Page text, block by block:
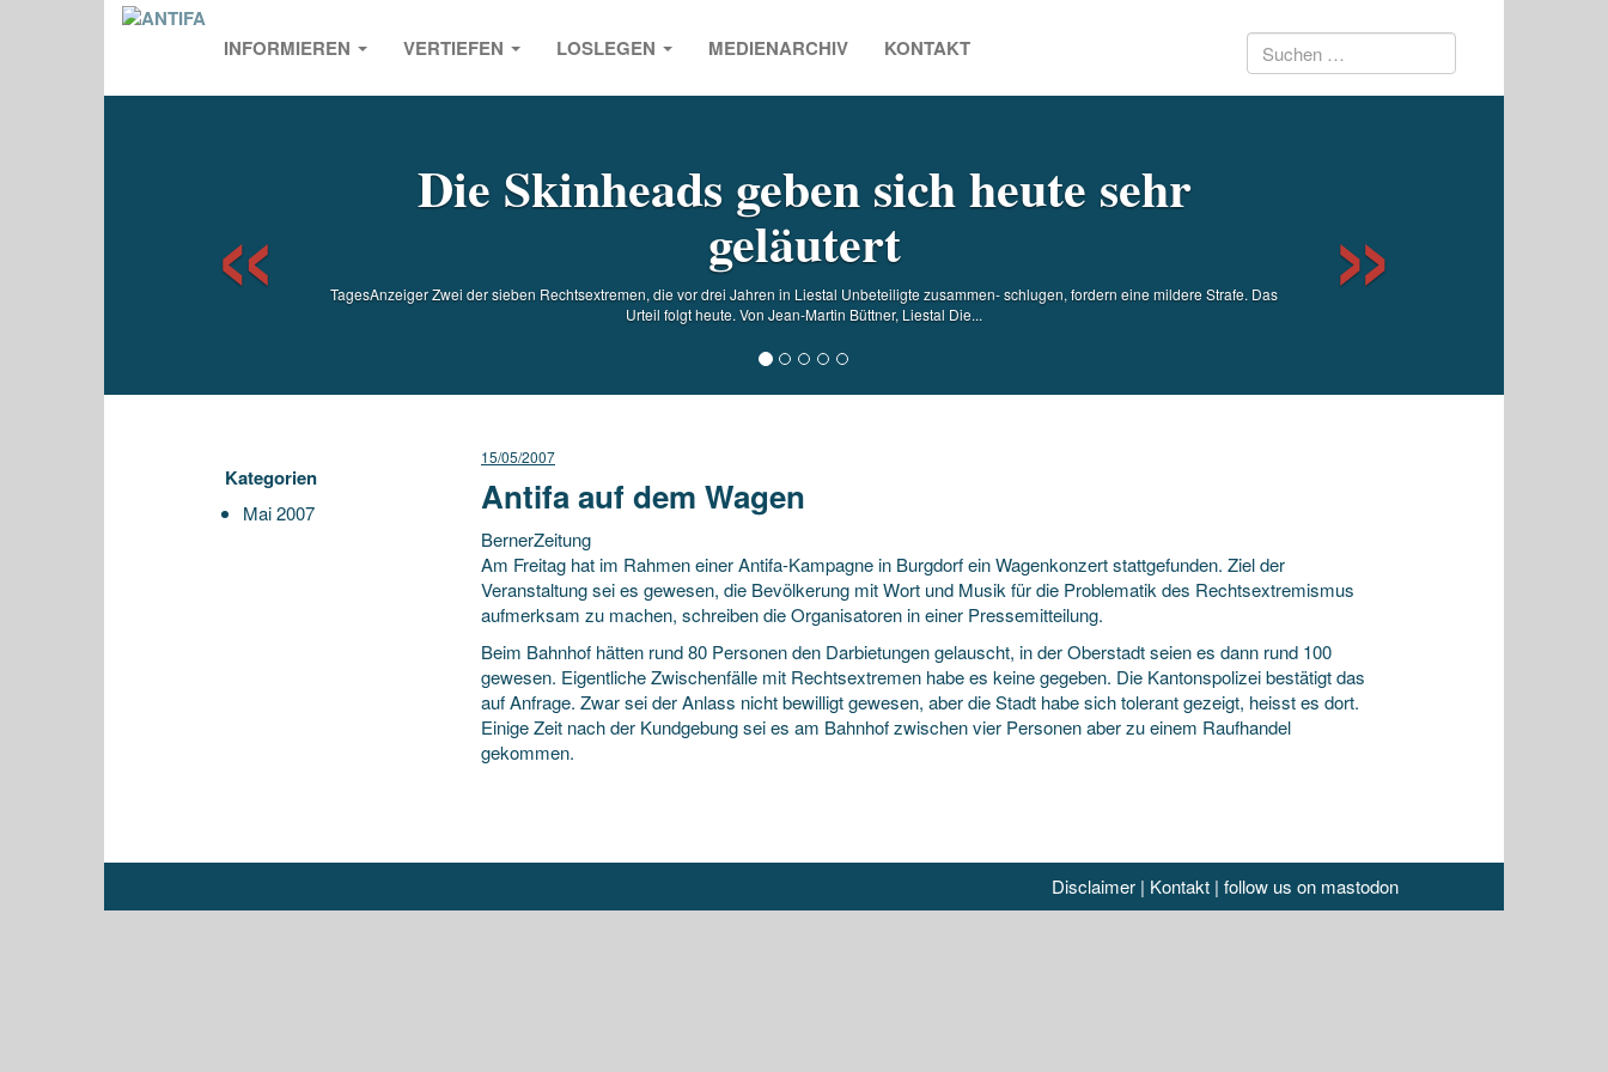
INFORMIEREN VERTIEFEN LOSLEGEN MEDIENARCHIV KONTAKT Suchen
Die Skinheads geben sich heute sehr
geläutert
TagesAnzeiger Zwei der sieben Rechtsextremen, die vor drei Jahren in Liestal Unbeteiligte zusammen- schlugen, fordern eine mildere Strafe. Das
Urteil folgt heute. Von Jean-Martin Büttner, Liestal Die...
Previous
Kategorien
Mai 2007
15/05/2007
Antifa auf dem Wagen
BernerZeitung
Am Freitag hat im Rahmen einer Antifa-Kampagne in Burgdorf ein Wagenkonzert stattgefunden. Ziel der
Veranstaltung sei es gewesen, die Bevölkerung mit Wort und Musik für die Problematik des Rechtsextremismus
aufmerksam zu machen, schreiben die Organisatoren in einer Pressemitteilung.
Beim Bahnhof hätten rund 80 Personen den Darbietungen gelauscht, in der Oberstadt seien es dann rund 100
gewesen. Eigentliche Zwischenfälle mit Rechtsextremen habe es keine gegeben. Die Kantonspolizei bestätigt das
auf Anfrage. Zwar sei der Anlass nicht bewilligt gewesen, aber die Stadt habe sich tolerant gezeigt, heisst es dort.
Einige Zeit nach der Kundgebung sei es am Bahnhof zwischen vier Personen aber zu einem Raufhandel
gekommen.
Disclaimer| Kontakt| follow us on mastodon